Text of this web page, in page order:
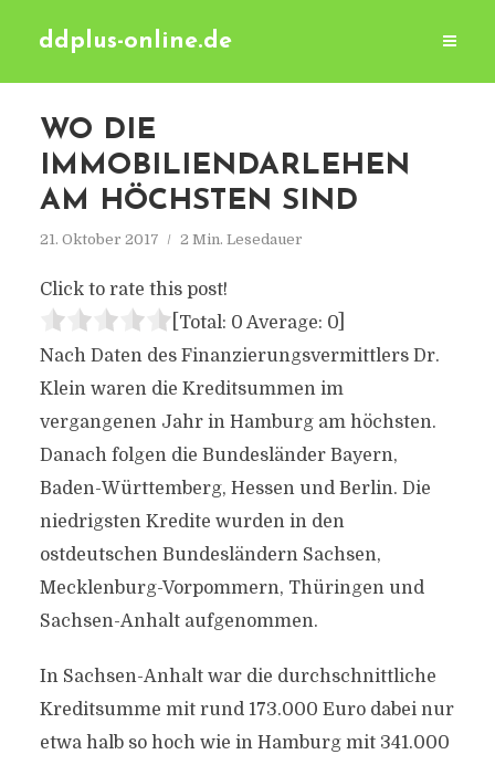
ddplus-online.de
WO DIE
IMMOBILIENDARLEHEN
AM HÖCHSTEN SIND
21. Oktober 2017 2 Min. Lesedauer
Click to rate this post!
[Total: 0 Average: 0]
Nach Daten des Finanzierungsvermittlers Dr.
Klein waren die Kreditsummen im
vergangenen Jahr in Hamburg am höchsten.
Danach folgen die Bundesländer Bayern,
Baden-Württemberg, Hessen und Berlin. Die
niedrigsten Kredite wurden in den
ostdeutschen Bundesländern Sachsen,
Mecklenburg-Vorpommern, Thüringen und
Sachsen-Anhalt aufgenommen.
In Sachsen-Anhalt war die durchschnittliche
Kreditsumme mit rund 173.000 Euro dabei nur
etwa halb so hoch wie in Hamburg mit 341.000